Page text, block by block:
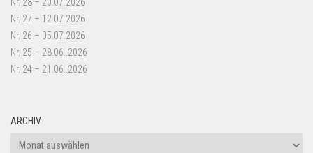
Nr. 27 – 12.07.2026
Nr. 26 – 05.07.2026
Nr. 25 – 28.06..2026
Nr. 24 – 21.06..2026
ARCHIV
Archiv